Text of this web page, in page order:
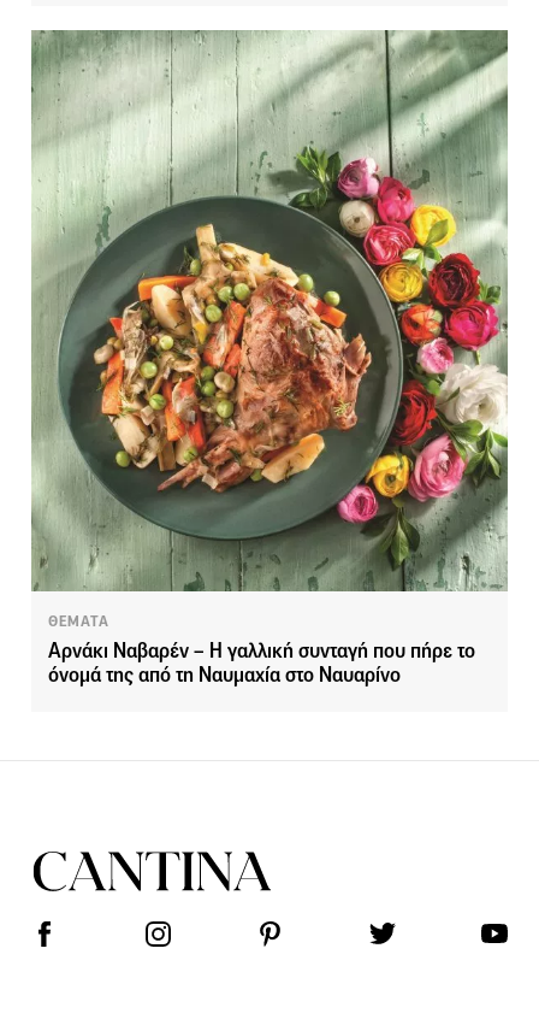
ΘΕΜΑΤΑ
Αρνάκι Nαβαρέν – Η γαλλική συνταγή που πήρε το
όνομά της από τη Ναυμαχία στο Ναυαρίνο